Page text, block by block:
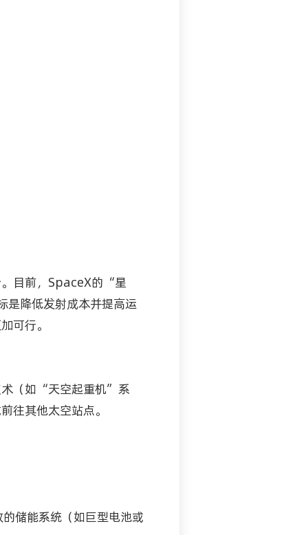
。目前，SpaceX的“星
降低发射成本并提高运
可行。
术（如“天空起重机”系
往其他太空站点。
储能系统（如巨型电池或